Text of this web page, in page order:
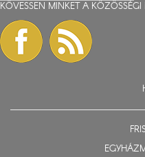
KÖVESSEN MINKET A KÖZÖSSÉGI